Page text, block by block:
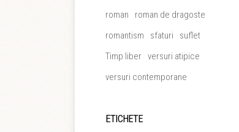
roman
roman de dragoste
romantism
sfaturi
suflet
Timp liber versuri atipice
versuri contemporane
ETICHETE